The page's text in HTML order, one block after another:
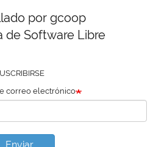
por gcoop
de Software Libre
correo electrónico